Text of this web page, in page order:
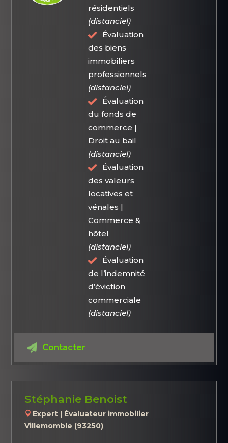
résidentiels
(distanciel)
Évaluation
des biens
immobiliers
professionnels
(distanciel)
Évaluation
du fonds de
commerce |
Droit au bail
(distanciel)
Évaluation
des valeurs
locatives et
vénales |
Commerce &
hôtel
(distanciel)
Évaluation
de l’indemnité
d’éviction
commerciale
(distanciel)
Contacter
Stéphanie Benoist
Expert | Évaluateur immobilier
Villemomble (93250)